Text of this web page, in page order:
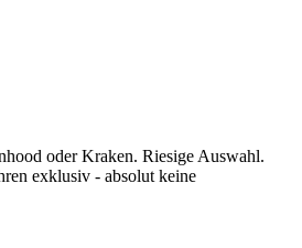
oder Kraken. Riesige Auswahl.
exklusiv - absolut keine